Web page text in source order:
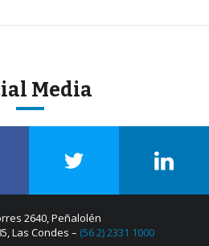
Media
2640, Peñalolén
Las Condes – (56 2) 2331 1000